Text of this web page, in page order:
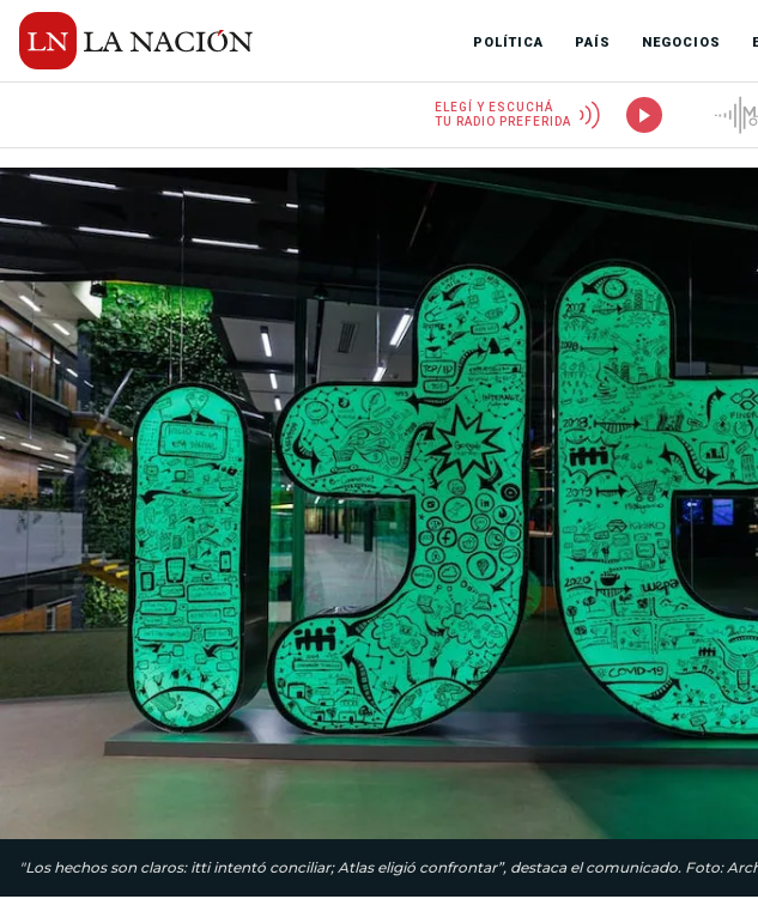
POLÍTICA PAÍS NEGOCIOS
ELEGÍ Y ESCUCHÁ
TU RADIO PREFERIDA
"Los hechos son claros: itti intentó conciliar; Atlas eligió confrontar”, destaca el comunicado. Foto: